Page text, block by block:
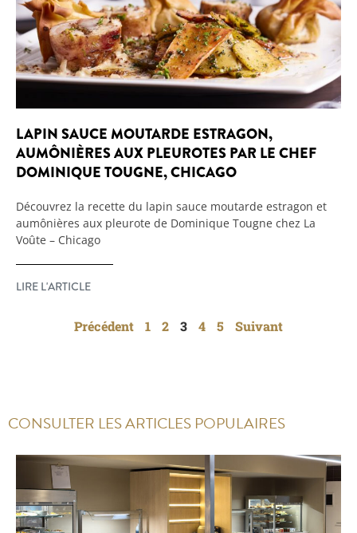
LAPIN SAUCE MOUTARDE ESTRAGON,
AUMÔNIÈRES AUX PLEUROTES PAR LE CHEF
DOMINIQUE TOUGNE, CHICAGO
Découvrez la recette du lapin sauce moutarde estragon et
aumônières aux pleurote de Dominique Tougne chez La
Voûte – Chicago
LIRE L'ARTICLE
Précédent 1 2 3 4 5 Suivant
CONSULTER LES ARTICLES POPULAIRES